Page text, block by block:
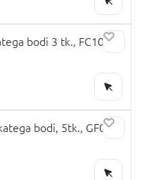
bodi 3 tk., FC109
bodi, 5tk., GF068